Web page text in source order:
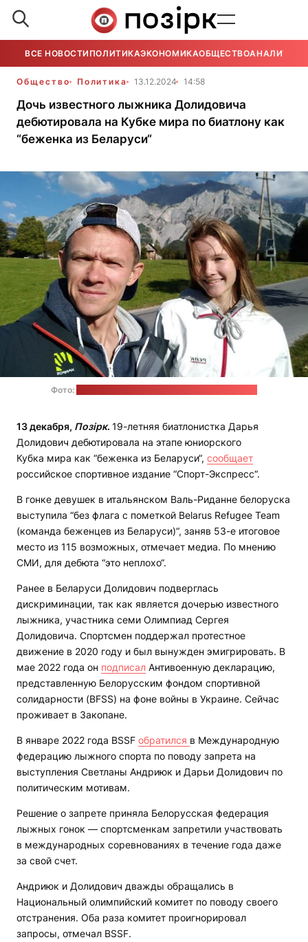
ВСЕ НОВОСТИ ПОЛИТИКАЭКОНОМИКАОБЩЕСТВОАНАЛИТИКА
Общество Политика 13.12.2024 14:58
Дочь известного лыжника Долидовича
дебютировала на Кубке мира по биатлону как
“беженка из Беларуси“
Фото:
13 декабря, Позірк. 19-летняя биатлонистка Дарья
Долидович дебютировала на этапе юниорского
Кубка мира как “беженка из Беларуси“, сообщает
российское спортивное издание “Спорт-Экспресс“.
В гонке девушек в итальянском Валь-Риданне белоруска
выступила “без флага с пометкой Belarus Refugee Team
(команда беженцев из Беларуси)“, заняв 53-е итоговое
место из 115 возможных, отмечает медиа. По мнению
СМИ, для дебюта “это неплохо“.
Ранее в Беларуси Долидович подверглась
дискриминации, так как является дочерью известного
лыжника, участника семи Олимпиад Сергея
Долидовича. Спортсмен поддержал протестное
движение в 2020 году и был вынужден эмигрировать. В
мае 2022 года он подписал Антивоенную декларацию,
представленную Белорусским фондом спортивной
солидарности (BFSS) на фоне войны в Украине. Сейчас
проживает в Закопане.
В январе 2022 года BSSF обратился в Международную
федерацию лыжного спорта по поводу запрета на
выступления Светланы Андриюк и Дарьи Долидович по
политическим мотивам.
Решение о запрете приняла Белорусская федерация
лыжных гонок — спортсменкам запретили участвовать
в международных соревнованиях в течение года даже
за свой счет.
Андриюк и Долидович дважды обращались в
Национальный олимпийский комитет по поводу своего
отстранения. Оба раза комитет проигнорировал
запросы, отмечал BSSF.